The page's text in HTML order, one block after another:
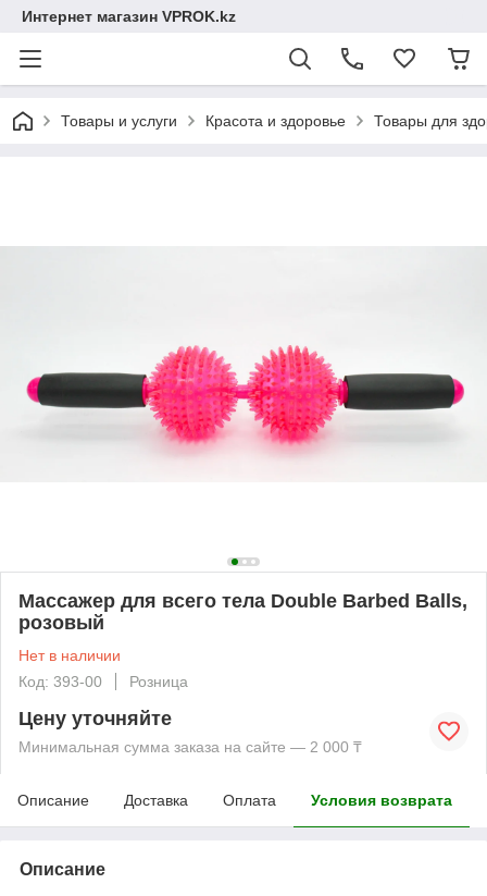
Интернет магазин VPROK.kz
Товары и услуги Красота и здоровье Товары для
Массажер для всего тела Double Barbed Balls,
розовый
Нет в наличии
Код: 393-00
Розница
Цену уточняйте
Минимальная сумма заказа на сайте — 2 000 ₸
Описание Доставка Оплата Условия возврата
Описание